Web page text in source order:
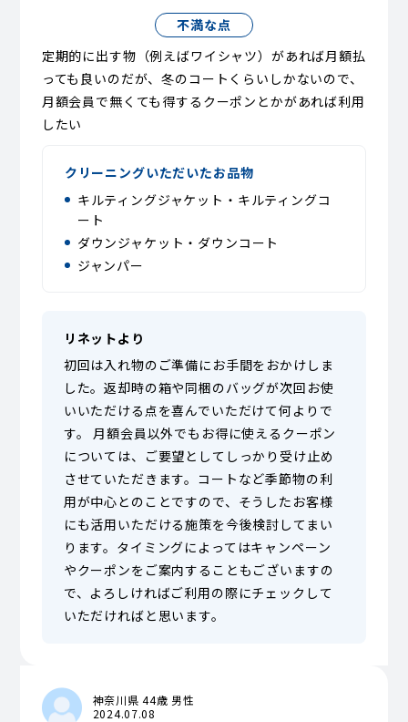
不満な点
定期的に出す物（例えばワイシャツ）があれば月額払
っても良いのだが、冬のコートくらいしかないので、
月額会員で無くても得するクーポンとかがあれば利用
したい
クリーニングいただいたお品物
キルティングジャケット・キルティングコ
ート
ダウンジャケット・ダウンコート
ジャンパー
リネットより
初回は入れ物のご準備にお手間をおかけしま
した。返却時の箱や同梱のバッグが次回お使
いいただける点を喜んでいただけて何よりで
す。 月額会員以外でもお得に使えるクーポン
については、ご要望としてしっかり受け止め
させていただきます。コートなど季節物の利
用が中心とのことですので、そうしたお客様
にも活用いただける施策を今後検討してまい
ります。タイミングによってはキャンペーン
やクーポンをご案内することもございますの
で、よろしければご利用の際にチェックして
いただければと思います。
神奈川県 44歳 男性
2024.07.08